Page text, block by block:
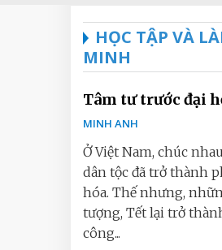
HỌC TẬP VÀ
MINH
Tâm tư trước đại
MINH ANH
Ở Việt Nam, chúc
dân tộc đã trở thành
hóa. Thế nhưng,
tượng, Tết lại trở
công...